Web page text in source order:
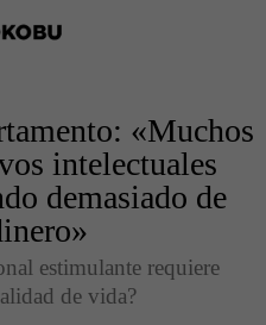
«Muchos
intelectuales
demasiado de
estimulante requiere
de vida?